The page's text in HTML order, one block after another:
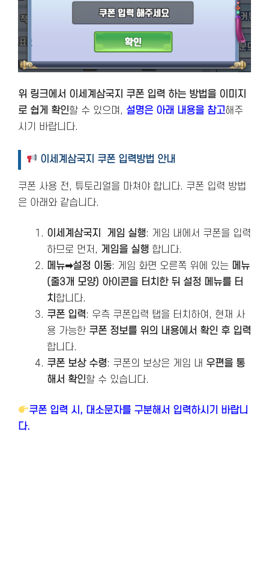
위 링크에서 이세계삼국지 쿠폰 입력 하는 방법을 이미지
로 쉽게 확인할 수 있으며, 설명은 아래 내용을 참고해주
시기 바랍니다.
이세계삼국지 쿠폰 입력방법 안내
쿠폰 사용 전, 튜토리얼을 마쳐야 합니다. 쿠폰 입력 방법
은 아래와 같습니다.
이세계삼국지 게임 실행: 게임 내에서 쿠폰을 입력
하므로 먼저, 게임을 실행 합니다.
메뉴➡설정 이동: 게임 화면 오른쪽 위에 있는 메뉴
(줄3개 모양) 아이콘을 터치한 뒤 설정 메뉴를 터
치 합니다.
쿠폰 입력: 우측 쿠폰입력 탭을 터치하여, 현재 사
용 가능한 쿠폰 정보를 위의 내용에서 확인 후 입력
합니다.
쿠폰 보상 수령: 쿠폰의 보상은 게임 내 우편을 통
해서 확인할 수 있습니다.
쿠폰 입력 시, 대소문자를 구분해서 입력하시기 바랍니
다.